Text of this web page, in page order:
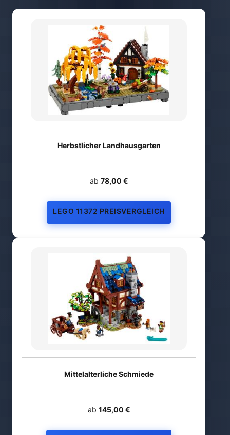
Herbstlicher Landhausgarten
ab 78,00 €
LEGO 11372 PREISVERGLEICH
Mittelalterliche Schmiede
ab 145,00 €